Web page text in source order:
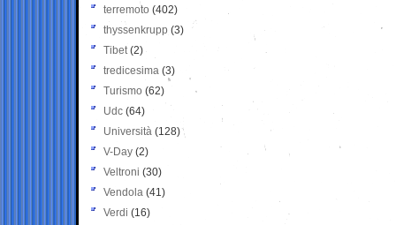
terremoto (402)
thyssenkrupp (3)
Tibet(2)
tredicesima (3)
Turismo (62)
Udc (64)
Università (128)
V-Day (2)
Veltroni (30)
Vendola (41)
Verdi (16)